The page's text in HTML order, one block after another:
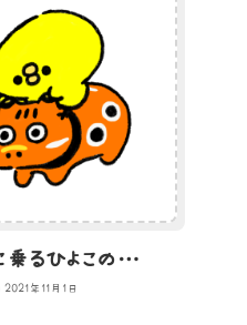
赤べこに乗るひよこのイラスト
2021年11月1日